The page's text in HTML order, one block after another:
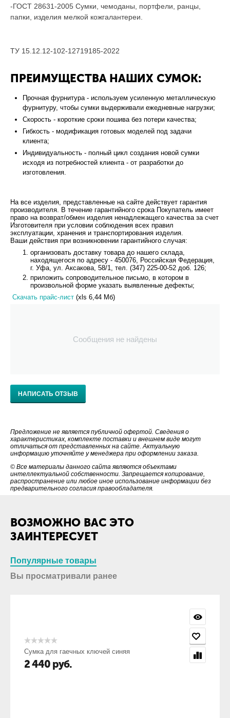
-ГОСТ 28631-2005 Сумки, чемоданы, портфели, ранцы,
папки, изделия мелкой кожгалантереи.
ТУ 15.12.12-102-12719185-2022
ПРЕИМУЩЕСТВА НАШИХ СУМОК:
Прочная фурнитура - используем усиленную металлическую
фурнитуру, чтобы сумки выдерживали ежедневные нагрузки;
Скорость - короткие сроки пошива без потери качества;
Гибкость - модификация готовых моделей под задачи
клиента;
Индивидуальность - полный цикл создания новой сумки
исходя из потребностей клиента - от разработки до
изготовления.
На все изделия, представленные на сайте действует гарантия
производителя. В течение гарантийного срока Покупатель имеет
право на возврат/обмен изделия ненадлежащего качества за счет
Изготовителя при условии соблюдения всех правил
эксплуатации, хранения и транспортирования изделия.
Ваши действия при возникновении гарантийного случая:
организовать доставку товара до нашего склада,
находящегося по адресу - 450076, Российская Федерация,
г. Уфа, ул. Аксакова, 58/1, тел. (347) 225-00-52 доб. 126;
приложить сопроводительное письмо, в котором в
произвольной форме указать выявленные дефекты;
Скачать прайс-лист (xls 6,44 Мб)
Сообщения не найдены
НАПИСАТЬ ОТЗЫВ
Предложение не является публичной офертой. Сведения о
характеристиках, комплекте поставки и внешнем виде могут
отличаться от представленных на сайте. Актуальную
информацию уточняйте у менеджера при оформлении заказа.
© Все материалы данного сайта являются объектами
интеллектуальной собственности. Запрещается копирование,
распространение или любое иное использование информации без
предварительного согласия правообладателя.
ВОЗМОЖНО ВАС ЭТО
ЗАИНТЕРЕСУЕТ
Популярные товары
Вы просматривали ранее
Сумка для гаечных ключей синяя
2 440 руб.